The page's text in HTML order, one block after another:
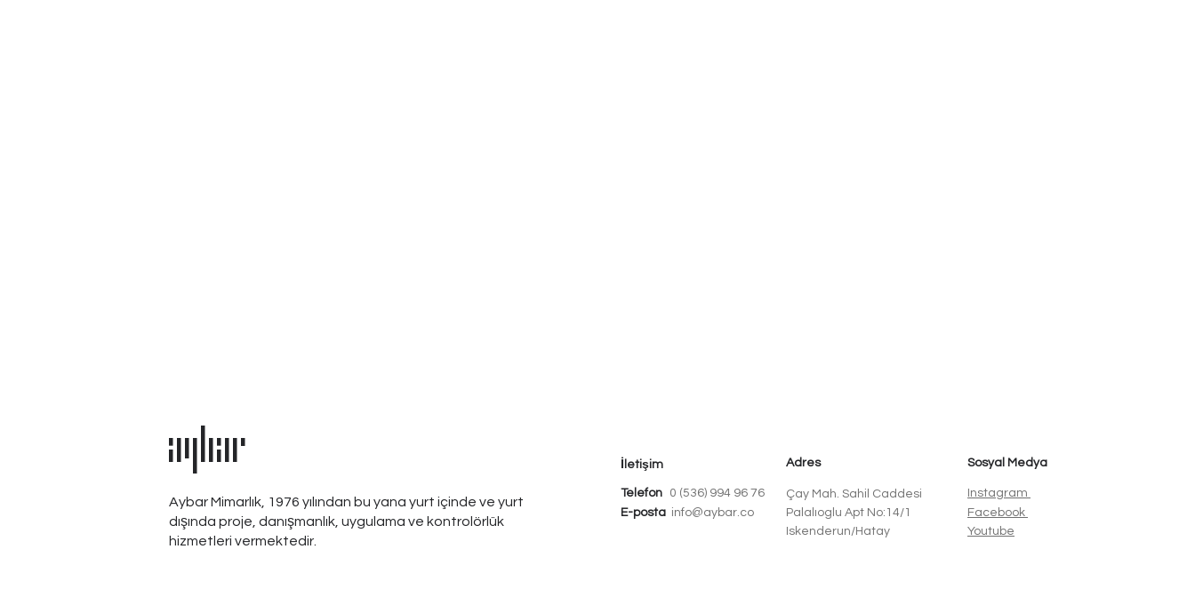
aybar
Aybar Mimarlık, 1976 yılından bu yana yurt içinde ve yurt
dışında proje, danışmanlık, uygulama ve kontrolörlük
hizmetleri vermektedir.
İletişim Adres Sosyal Medya
Telefon
0 (536) 994 96 76
E-posta info@aybar.co
Çay Mah. Sahil Caddesi
Palalıoglu Apt No:14/1
Iskenderun/Hatay
Instagram
Facebook
Youtube